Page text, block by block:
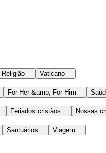
Religião Vaticano
For Her &amp; For Him
Feriados cristãos Nossas
Santuários Viagem